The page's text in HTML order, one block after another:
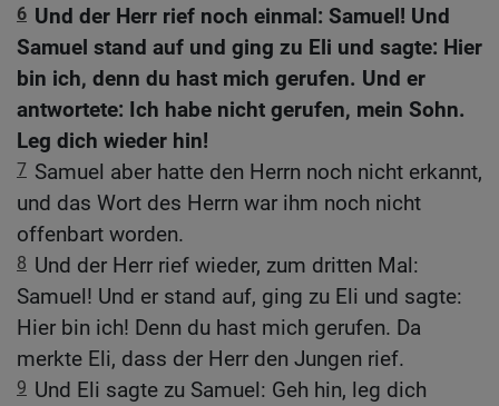
6 Und der Herr rief noch einmal: Samuel! Und
Samuel stand auf und ging zu Eli und sagte: Hier
bin ich, denn du hast mich gerufen. Und er
antwortete: Ich habe nicht gerufen, mein Sohn.
Leg dich wieder hin!
7 Samuel aber hatte den Herrn noch nicht erkannt,
und das Wort des Herrn war ihm noch nicht
offenbart worden.
8 Und der Herr rief wieder, zum dritten Mal:
Samuel! Und er stand auf, ging zu Eli und sagte:
Hier bin ich! Denn du hast mich gerufen. Da
merkte Eli, dass der Herr den Jungen rief.
9 Und Eli sagte zu Samuel: Geh hin, leg dich